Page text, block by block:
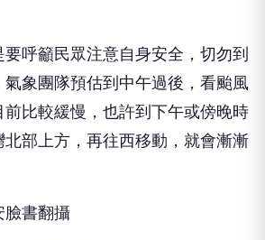
呼籲民眾注意自身安全，切勿到
象團隊預估到中午過後，看颱風
比較緩慢，也許到下午或傍晚時
北部上方，再往西移動，就會漸漸
臉書翻攝